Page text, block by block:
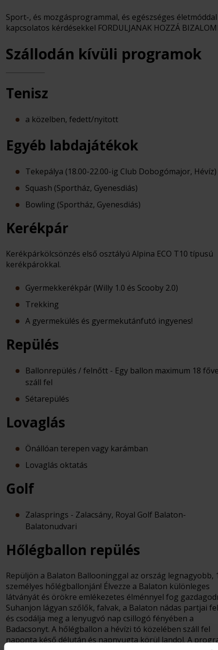
Sport-, és mozgásprogrammal, és egészséges életmóddal
kapcsolatos kérdésekkel FORDULJANAK HOZZÁ
Szállodán kívüli programok
Tenisz
a közelben, fedett/nyitott
Egyéb labdajátékok
Tekepálya (18.00-22.00-ig Club Dobogómajor, Hévíz)
Squash (Sportház, Gyenesdiás)
Bowling (Sportház, Gyenesdiás)
Kerékpár
Kerékpárkölcsönzés első osztályú Alpina ECO T10 típusú
kerékpárokkal.
Gyermekkerékpár (Willy 1.0 és Scooby 2.0)
Trekking
A gyermekülés és gyermekutánfutó ingyenes!
Repülés
Ballonrepülés / felnőtt - Egy ballon maximum 18
száll fel
Sétarepülés
Lovaglás
Önállóan terepen vagy karámban
Lovaglás oktatás
Golf
Zalasprings - Zalacsány, Royal Golf Balaton-
Balatonudvari
Hőlégballon repülés
Repüljön a Balaton Ballooninggal az ország legnagyobb,
személyes hőlégballonján! Élvezze a Balaton különleges
látványát és örökre emlékezetes élménnyel fog
Suhanjon lágyan szőlők, falvak, a Balaton nádas partjai
és csodálja meg a lenyugvó nap csillogó fényében a
Badacsonyt. A hőlégballon a hévízi tó közelében száll fel
naponta késő délután és napnyugta körül landol. A